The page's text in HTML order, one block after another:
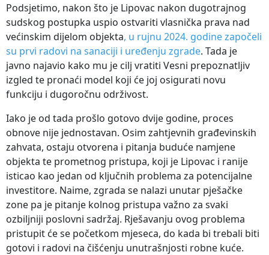
Podsjetimo, nakon što je Lipovac nakon dugotrajnog
sudskog postupka uspio ostvariti vlasnička prava nad
većinskim dijelom objekta, u rujnu 2024. godine započeli
su prvi radovi na sanaciji i uređenju zgrade. Tada je
javno najavio kako mu je cilj vratiti Vesni prepoznatljiv
izgled te pronaći model koji će joj osigurati novu
funkciju i dugoročnu održivost.
Iako je od tada prošlo gotovo dvije godine, proces
obnove nije jednostavan. Osim zahtjevnih građevinskih
zahvata, ostaju otvorena i pitanja buduće namjene
objekta te prometnog pristupa, koji je Lipovac i ranije
isticao kao jedan od ključnih problema za potencijalne
investitore. Naime, zgrada se nalazi unutar pješačke
zone pa je pitanje kolnog pristupa važno za svaki
ozbiljniji poslovni sadržaj. Rješavanju ovog problema
pristupit će se početkom mjeseca, do kada bi trebali biti
gotovi i radovi na čišćenju unutrašnjosti robne kuće.